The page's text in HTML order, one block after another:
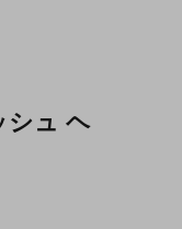
シュ ヘ